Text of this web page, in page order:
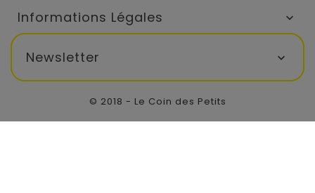
Informations Légales 
Newsletter 
© 2018 - Le Coin des Petits